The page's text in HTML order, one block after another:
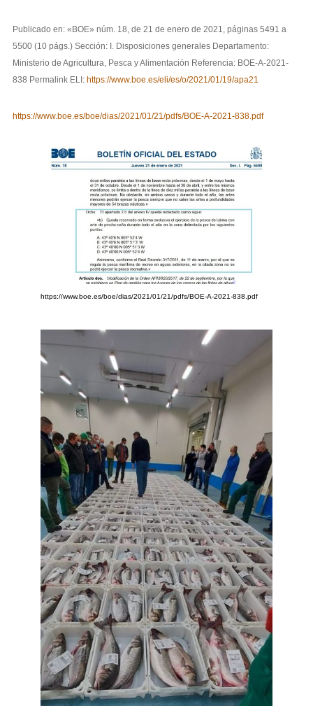
Publicado en: «BOE» núm. 18, de 21 de enero de 2021, páginas 5491 a
5500 (10 págs.) Sección: I. Disposiciones generales Departamento:
Ministerio de Agricultura, Pesca y Alimentación Referencia: BOE-A-2021-
838 Permalink ELI: https://www.boe.es/eli/es/o/2021/01/19/apa21
https://www.boe.es/boe/dias/2021/01/21/pdfs/BOE-A-2021-838.pdf
https://www.boe.es/boe/dias/2021/01/21/pdfs/BOE-A-2021-838.pdf